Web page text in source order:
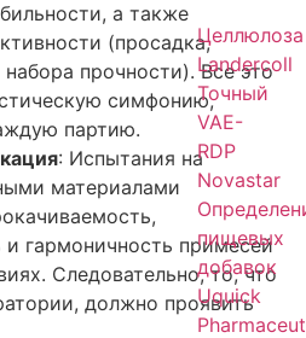
Целлюлоза
Landercoll
Точный
VAE-
RDP
Novastar
пищевых
добавок
Uquick
а также
(просадка,
прочности). Все это
симфонию,
партию.
: Испытания на
материалами
гармоничность примесей
Следовательно, то, что
должно проявить